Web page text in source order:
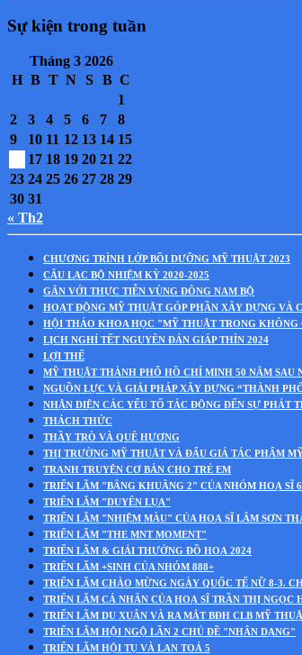
Sự kiện trong tuần
Tháng 3 2026
H B T N S B C
1
2
3 4 5 6 7
8
9
10 11 12 13 14 15
17 18 19 20 21 22
23 24 25 26 27 28 29
30 31
« Th2
CHƯƠNG TRÌNH LỚP BỒI DƯỠNG MỸ THUẬT 2023
CÂU LẠC BỘ NHIỆM KỲ 2020-2025
GẮN VỚI THỰC TIỄN VÙNG ĐÔNG NAM BỘ
HOẠT ĐỘNG MỸ THUẬT GÓP PHẦN XÂY DỰNG VÀ
HỘI THẢO KHOA HỌC "MỸ THUẬT TRONG
LỊCH NGHỈ TẾT NGUYÊN ĐÁN GIÁP THÌN 2024
LỢI THẾ
MỸ THUẬT THÀNH PHỐ HỒ CHÍ MINH 50 NĂM SAU
NGUỒN LỰC VÀ GIẢI PHÁP XÂY DỰNG “THÀNH
NHẬN DIỆN CÁC YẾU TỐ TÁC ĐỘNG ĐẾN SỰ PHÁT
THÁCH THỨC
THẦY TRÒ VÀ QUÊ HƯƠNG
THỊ TRƯỜNG MỸ THUẬT VÀ ĐẤU GIÁ TÁC PHẨM
TRANH TRUYỆN CƠ BẢN CHO TRẺ EM
TRIỂN LÃM "BÂNG KHUÂNG 2" CỦA NHÓM HOẠ SĨ
TRIỂN LÃM "DUYÊN LỤA"
TRIỂN LÃM "NHIỆM MÀU" CỦA HOẠ SĨ LÂM SƠN
TRIỂN LÃM "THE MNT MOMENT"
TRIỂN LÃM & GIẢI THƯỞNG ĐỒ HOẠ 2024
TRIỂN LÃM +SINH CỦA NHÓM 888+
TRIỂN LÃM CHÀO MỪNG NGÀY QUỐC TẾ NỮ 8-3.
TRIỂN LÃM CÁ NHÂN CỦA HOẠ SĨ TRẦN THỊ NGỌC
TRIỂN LÃM DU XUÂN VÀ RA MẮT BĐH CLB MỸ
TRIỂN LÃM HỘI NGỘ LẦN 2 CHỦ ĐỀ "NHÂN DẠNG"
TRIỂN LÃM HỘI TỤ VÀ LAN TOẢ 5